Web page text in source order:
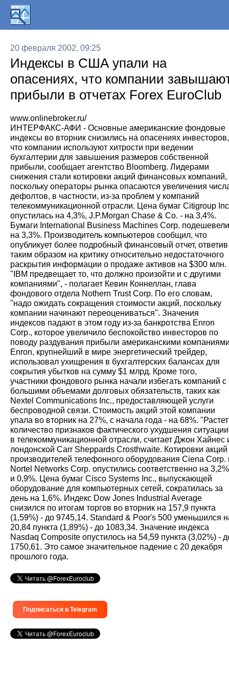
20 февраля 2002, 09:25
Индексы в США упали на
опасениях, что компании
прибыли в отчетах Forex EuroClub
www.onlinebroker.ru/
ИНТЕРФАКС-АФИ - Основные американские фондовые
индексы во вторник снизились на опасениях инвесторов,
что компании используют хитрости при ведении
бухгалтерии для завышения размеров собственной
прибыли, сообщает агентство Bloomberg. Лидерами
снижения стали котировки акций финансовых компаний,
поскольку операторы рынка опасаются увеличения
дефолтов, в частности, из-за проблем у компаний
телекоммуникационной отрасли. Цена бумаг Citigroup
опустилась на 4,3%, J.P.Morgan Chase & Co. - на 3,4%.
Бумаги International Business Machines Corp. подешевели
на 3,3%. Производитель компьютеров сообщил, что
опубликует более подробный финансовый отчет, ответив
таким образом на критику относительно недостаточного
раскрытия информации о продаже активов на $300 млн.
"IBM предвещает то, что должно произойти и с другими
компаниями", - полагает Кевин Коннеллан, глава
фондового отдела Nothern Trust Corp. По его словам,
"надо ожидать сокращения стоимости акций, поскольку
компании начинают переоцениваться". Значения
индексов падают в этом году из-за банкротства Enron
Corp., которое увеличило беспокойство инвесторов по
поводу раздувания прибыли американскими
Enron, крупнейший в мире энергетический трейдер,
использовал ухищрения в бухгалтерских балансах для
сокрытия убытков на сумму $1 млрд. Кроме того,
участники фондового рынка начали избегать компаний с
большими объемами долговых обязательств, таких как
Nextel Communications Inc., предоставляющей услуги
беспроводной связи. Стоимость акций этой компании
упала во вторник на 27%, с начала года - на 68%. "Растет
количество признаков фактического ухудшения
в телекоммуникационной отрасли, считает Джон Хайнес
лондонской Carr Sheppards Crosthwaite. Котировки акций
производителей телефонного оборудования Ciena Corp.
Nortel Networks Corp. опустились соответственно на 3,2%
и 0,9%. Цена бумаг Cisco Systems Inc., выпускающей
оборудование для компьютерных сетей, сократилась за
день на 1,6%. Индекс Dow Jones Industrial Average
снизился по итогам торгов во вторник на 157,9 пункта
(1,59%) - до 9745,14. Standard & Poor's 500 уменьшился
20,84 пункта (1,89%) - до 1083,34. Значение индекса
Nasdaq Composite опустилось на 54,59 пункта (3,02%) -
1750,61. Это самое значительное падение с 20 декабря
прошлого года.
Подписаться в Telegram